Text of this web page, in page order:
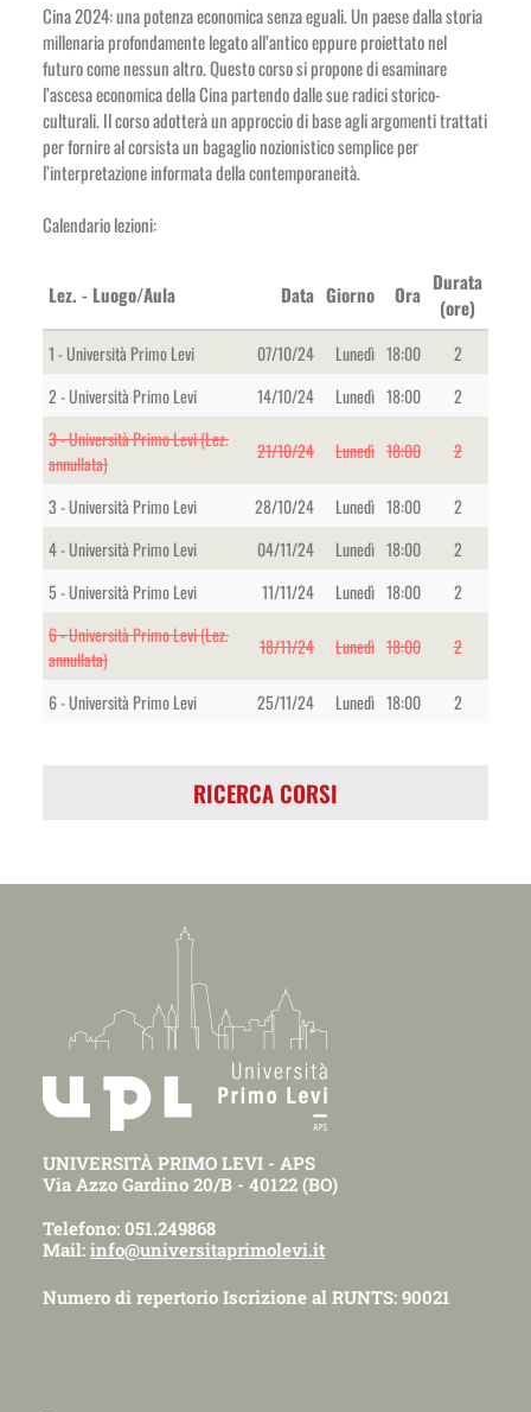
Cina 2024: una potenza economica senza eguali. Un paese dalla storia
millenaria profondamente legato all’antico eppure proiettato nel
futuro come nessun altro. Questo corso si propone di esaminare
l’ascesa economica della Cina partendo dalle sue radici storico-
culturali. Il corso adotterà un approccio di base agli argomenti trattati
per fornire al corsista un bagaglio nozionistico semplice per
l’interpretazione informata della contemporaneità.
Calendario lezioni:
Lez. - Luogo/Aula Data Giorno Ora Durata
(ore)
1 - Università Primo Levi 07/10/24 Lunedì 18:00
2
2 - Università Primo Levi
14/10/24 Lunedì 18:00
2
3 - Università Primo Levi (Lez.
annullata)
21/10/24 Lunedì 18:00 2
3 - Università Primo Levi 28/10/24 Lunedì 18:00
2
4 - Università Primo Levi
04/11/24 Lunedì 18:00
2
5 - Università Primo Levi
11/11/24 Lunedì 18:00
2
6 - Università Primo Levi (Lez.
annullata)
18/11/24 Lunedì 18:00 2
6 - Università Primo Levi 25/11/24 Lunedì 18:00 2
RICERCA CORSI
UNIVERSITÀ PRIMO LEVI - APS
Via Azzo Gardino 20/B - 40122 (BO)
Telefono: 051.249868
Mail: info@universitaprimolevi.it
Numero di repertorio Iscrizione al RUNTS: 90021